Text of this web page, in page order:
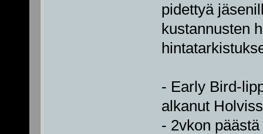
pidettyä
kustannusten
- Early Bird-
alkanut
- 2vkon